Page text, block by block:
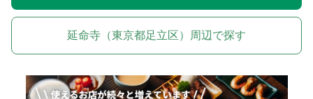
延命寺（東京都足立区）周辺で探す